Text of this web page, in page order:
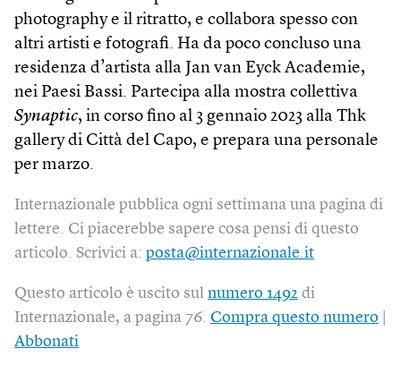
photography e il ritratto, e collabora spesso con
altri artisti e fotografi. Ha da poco concluso una
residenza d’artista alla Jan van Eyck Academie,
nei Paesi Bassi. Partecipa alla mostra collettiva
Synaptic, in corso fino al 3 gennaio 2023 alla Thk
gallery di Città del Capo, e prepara una personale
per marzo.
Internazionale pubblica ogni settimana una pagina di
lettere. Ci piacerebbe sapere cosa pensi di questo
articolo. Scrivici a: posta@internazionale.it
Questo articolo è uscito sul numero 1492 di
Internazionale, a pagina 76. Compra questo numero
Abbonati